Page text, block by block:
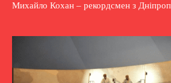
Михайло Кохан – рекордсмен з